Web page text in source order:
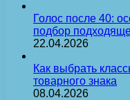
Голос после 40:
подбор
22.04.2026
Как выбрать
товарного знака
08.04.2026